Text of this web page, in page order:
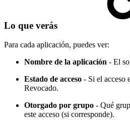
Lo que verás
Para cada aplicación, puedes ver:
Nombre de la aplicación - El
Estado de acceso - Si el acceso
Revocado.
Otorgado por grupo - Qué
este acceso (si corresponde).